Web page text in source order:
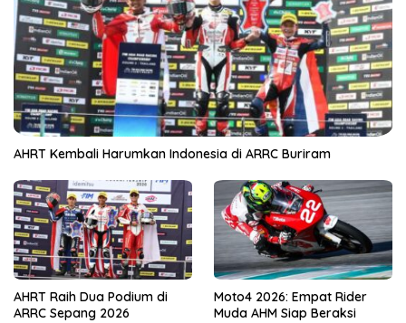
AHRT Kembali Harumkan Indonesia di ARRC Buriram
AHRT Raih Dua Podium di
ARRC Sepang 2026
Moto4 2026: Empat Rider
Muda AHM Siap Beraksi